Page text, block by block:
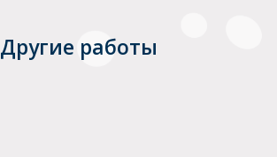
Другие работы